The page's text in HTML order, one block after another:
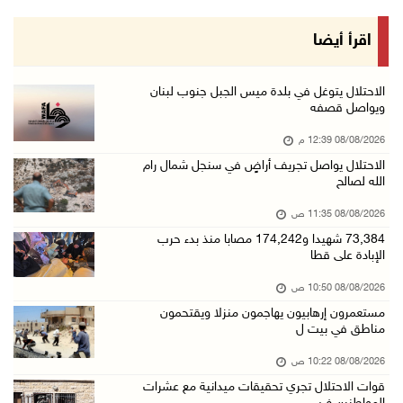
مستعمرون إرهابيون يهاجمون منزلا ويقتحمون مناط ...
قوات الاحتلال تجري تحقيقات ميدانية مع عشرات ا ...
08/آب/2026 10:18 ص
تقرير: خطاب الكراهية والتحريض يتصاعد في أوساط ...
3 إصابات برصاص الاحتلال شمال خان يونس
08/آب/2026 09:09 ص
ارتفاع أسعار النفط
08/آب/2026 08:21 ص
اقرأ أيضا
الاحتلال يتوغل في بلدة ميس الجبل جنوب لبنان
ويواصل قصفه
08/08/2026 12:39 م
الاحتلال يواصل تجريف أراضٍ في سنجل شمال رام
الله لصالح
08/08/2026 11:35 ص
73,384 شهيدا و174,242 مصابا منذ بدء حرب
الإبادة على قطا
08/08/2026 10:50 ص
مستعمرون إرهابيون يهاجمون منزلا ويقتحمون
مناطق في بيت ل
08/08/2026 10:22 ص
قوات الاحتلال تجري تحقيقات ميدانية مع عشرات